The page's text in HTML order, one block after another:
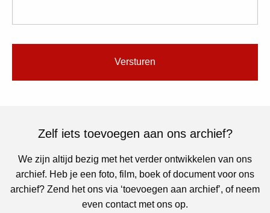
Zelf iets toevoegen aan ons archief?
We zijn altijd bezig met het verder ontwikkelen van ons
archief. Heb je een foto, film, boek of document voor ons
archief? Zend het ons via ‘toevoegen aan archief’, of neem
even contact met ons op.